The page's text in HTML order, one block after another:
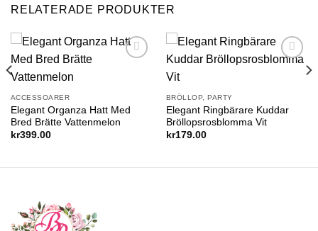
RELATERADE PRODUKTER
ACCESSOARER
Elegant Organza Hatt Med
Bred Brätte Vattenmelon
kr399.00
BRÖLLOP, PARTY
Elegant Ringbärare Kuddar
Bröllopsrosblomma Vit
kr179.00